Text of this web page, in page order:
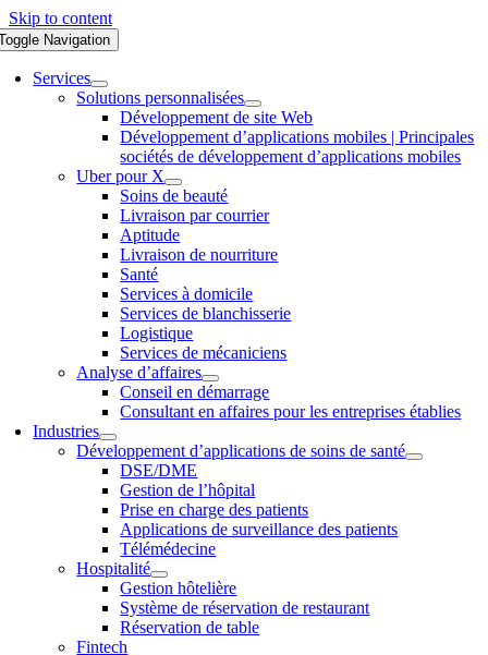
Skip to content
Navigation
Services
Solutions personnalisées
Développement de site Web
Développement d’applications mobiles | Principales
sociétés de développement d’applications mobiles
Uber pour X
Soins de beauté
Livraison par courrier
Aptitude
Livraison de nourriture
Santé
Services à domicile
Services de blanchisserie
Logistique
Services de mécaniciens
Analyse d’affaires
Conseil en démarrage
Consultant en affaires pour les entreprises établies
Industries
Développement d’applications de soins de santé
DSE/DME
Gestion de l’hôpital
Prise en charge des patients
Applications de surveillance des patients
Télémédecine
Hospitalité
Gestion hôtelière
Système de réservation de restaurant
Réservation de table
Fintech